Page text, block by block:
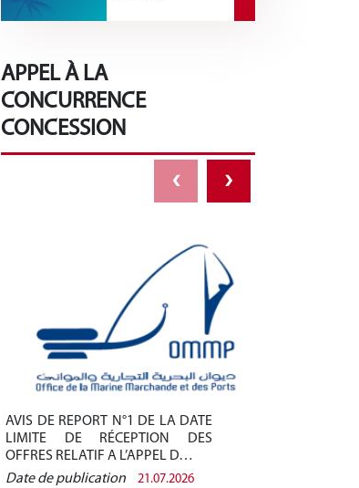
APPEL À LA
CONCURRENCE
CONCESSION
AVIS DE REPORT N°1 DE LA DATE
LIMITE DE RÉCEPTION DES
OFFRES RELATIF A L’APPEL D…
Date de publication
21.07.2026
‹ ›